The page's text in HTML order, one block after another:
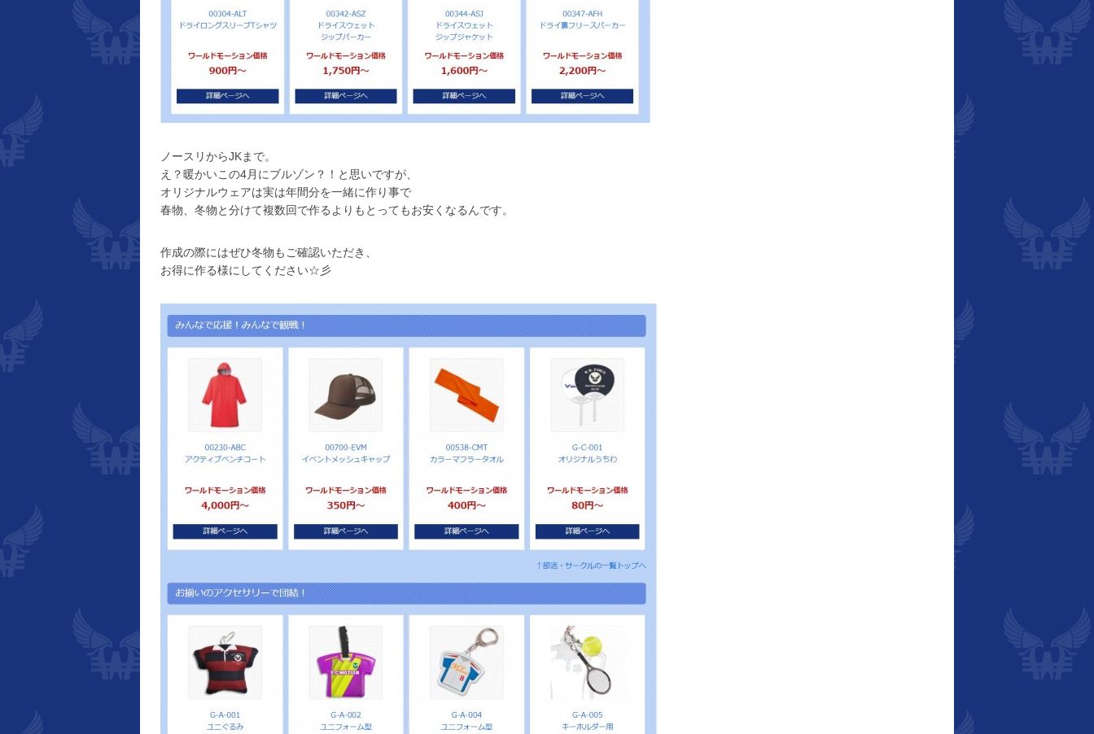
ノースリからJKまで。
え？暖かいこの4月にブルゾン？！と思いですが、
オリジナルウェアは実は年間分を一緒に作り事で
春物、冬物と分けて複数回で作るよりもとってもお安くなるんです。
作成の際にはぜひ冬物もご確認いただき、
お得に作る様にしてください☆彡